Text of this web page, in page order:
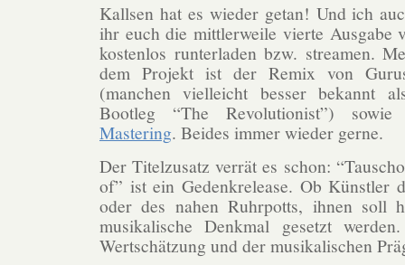
Kallsen hat es wieder getan! Und ich
ihr euch die mittlerweile vierte Ausgabe
kostenlos runterladen bzw. streamen.
dem Projekt ist der Remix von
(manchen vielleicht besser bekannt
Bootleg “The Revolutionist”)
Mastering. Beides immer wieder gerne.
Der Titelzusatz verrät es schon:
of” ist ein Gedenkrelease. Ob Künstler
oder des nahen Ruhrpotts, ihnen soll
musikalische Denkmal gesetzt
Wertschätzung und der musikalischen